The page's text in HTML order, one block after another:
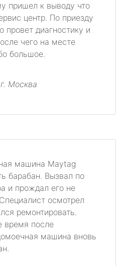
пришел к выводу что
центр. По приезду
провет диагностику и
чего на месте
большое.
г. Москва
машина Maytag
барабан. Вызвал по
и прождал его не
осмотрел
ремонтировать.
время после
машина вновь